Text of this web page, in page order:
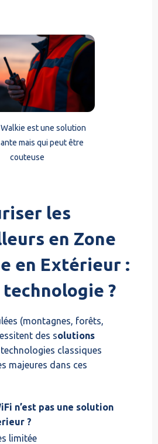
est une solution
mais qui peut être
couteuse
les
en Zone
en Extérieur :
?
(montagnes, forêts,
des solutions
classiques
majeures dans ces
n’est pas une solution
?
limitée